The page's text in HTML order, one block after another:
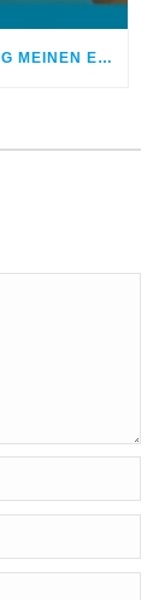
VERTRAUEN ZERBROCHEN – ICH BETROG MEINEN EHEPARTNER